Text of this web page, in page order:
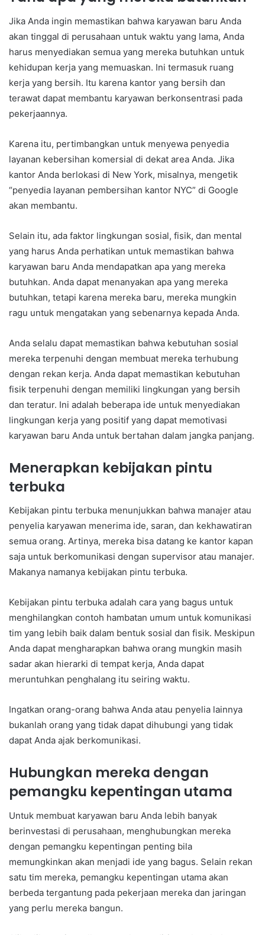
Jika Anda ingin memastikan bahwa karyawan baru Anda
akan tinggal di perusahaan untuk waktu yang lama, Anda
harus menyediakan semua yang mereka butuhkan untuk
kehidupan kerja yang memuaskan. Ini termasuk ruang
kerja yang bersih. Itu karena kantor yang bersih dan
terawat dapat membantu karyawan berkonsentrasi pada
pekerjaannya.
Karena itu, pertimbangkan untuk menyewa penyedia
layanan kebersihan komersial di dekat area Anda. Jika
kantor Anda berlokasi di New York, misalnya, mengetik
“penyedia layanan pembersihan kantor NYC” di Google
akan membantu.
Selain itu, ada faktor lingkungan sosial, fisik, dan mental
yang harus Anda perhatikan untuk memastikan bahwa
karyawan baru Anda mendapatkan apa yang mereka
butuhkan. Anda dapat menanyakan apa yang mereka
butuhkan, tetapi karena mereka baru, mereka mungkin
ragu untuk mengatakan yang sebenarnya kepada Anda.
Anda selalu dapat memastikan bahwa kebutuhan sosial
mereka terpenuhi dengan membuat mereka terhubung
dengan rekan kerja. Anda dapat memastikan kebutuhan
fisik terpenuhi dengan memiliki lingkungan yang bersih
dan teratur. Ini adalah beberapa ide untuk menyediakan
lingkungan kerja yang positif yang dapat memotivasi
karyawan baru Anda untuk bertahan dalam jangka panjang.
Menerapkan kebijakan pintu
terbuka
Kebijakan pintu terbuka menunjukkan bahwa manajer atau
penyelia karyawan menerima ide, saran, dan kekhawatiran
semua orang. Artinya, mereka bisa datang ke kantor kapan
saja untuk berkomunikasi dengan supervisor atau manajer.
Makanya namanya kebijakan pintu terbuka.
Kebijakan pintu terbuka adalah cara yang bagus untuk
menghilangkan contoh hambatan umum untuk komunikasi
tim yang lebih baik dalam bentuk sosial dan fisik. Meskipun
Anda dapat mengharapkan bahwa orang mungkin masih
sadar akan hierarki di tempat kerja, Anda dapat
meruntuhkan penghalang itu seiring waktu.
Ingatkan orang-orang bahwa Anda atau penyelia lainnya
bukanlah orang yang tidak dapat dihubungi yang tidak
dapat Anda ajak berkomunikasi.
Hubungkan mereka dengan
pemangku kepentingan utama
Untuk membuat karyawan baru Anda lebih banyak
berinvestasi di perusahaan, menghubungkan mereka
dengan pemangku kepentingan penting bila
memungkinkan akan menjadi ide yang bagus. Selain rekan
satu tim mereka, pemangku kepentingan utama akan
berbeda tergantung pada pekerjaan mereka dan jaringan
yang perlu mereka bangun.